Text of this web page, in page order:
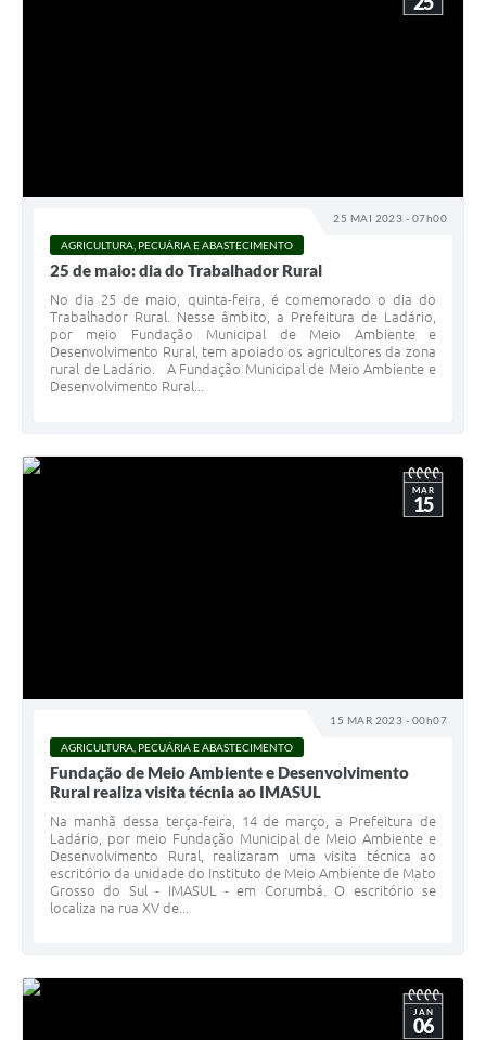
25 MAI 2023 - 07h00
AGRICULTURA, PECUÁRIA E ABASTECIMENTO
25 de maio: dia do Trabalhador Rural
No dia 25 de maio, quinta-feira, é comemorado o dia do
Trabalhador Rural. Nesse âmbito, a Prefeitura de Ladário,
por meio Fundação Municipal de Meio Ambiente e
Desenvolvimento Rural, tem apoiado os agricultores da zona
rural de Ladário. A Fundação Municipal de Meio Ambiente e
Desenvolvimento Rural...
15 MAR 2023 - 00h07
MAR
15
AGRICULTURA, PECUÁRIA E ABASTECIMENTO
Fundação de Meio Ambiente e Desenvolvimento
Rural realiza visita técnia ao IMASUL
Na manhã dessa terça-feira, 14 de março, a Prefeitura de
Ladário, por meio Fundação Municipal de Meio Ambiente e
Desenvolvimento Rural, realizaram uma visita técnica ao
escritório da unidade do Instituto de Meio Ambiente de Mato
Grosso do Sul - IMASUL - em Corumbá. O escritório se
localiza na rua XV de...
JAN
06